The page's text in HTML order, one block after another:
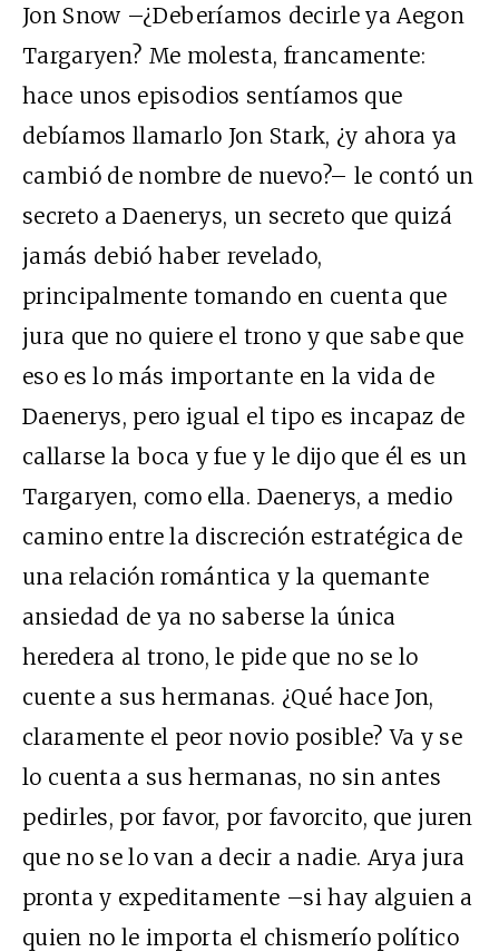
Jon Snow –¿Deberíamos decirle ya Aegon
Targaryen? Me molesta, francamente:
hace unos episodios sentíamos que
debíamos llamarlo Jon Stark, ¿y ahora ya
cambió de nombre de nuevo?– le contó un
secreto a Daenerys, un secreto que quizá
jamás debió haber revelado,
principalmente tomando en cuenta que
jura que no quiere el trono y que sabe que
eso es lo más importante en la vida de
Daenerys, pero igual el tipo es incapaz de
callarse la boca y fue y le dijo que él es un
Targaryen, como ella. Daenerys, a medio
camino entre la discreción estratégica de
una relación romántica y la quemante
ansiedad de ya no saberse la única
heredera al trono, le pide que no se lo
cuente a sus hermanas. ¿Qué hace Jon,
claramente el peor novio posible? Va y se
lo cuenta a sus hermanas, no sin antes
pedirles, por favor, por favorcito, que juren
que no se lo van a decir a nadie. Arya jura
pronta y expeditamente –si hay alguien a
quien no le importa el chismerío político